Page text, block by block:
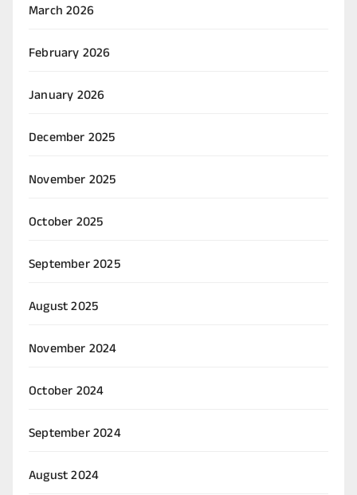
March 2026
February 2026
January 2026
December 2025
November 2025
October 2025
September 2025
August 2025
November 2024
October 2024
September 2024
August 2024